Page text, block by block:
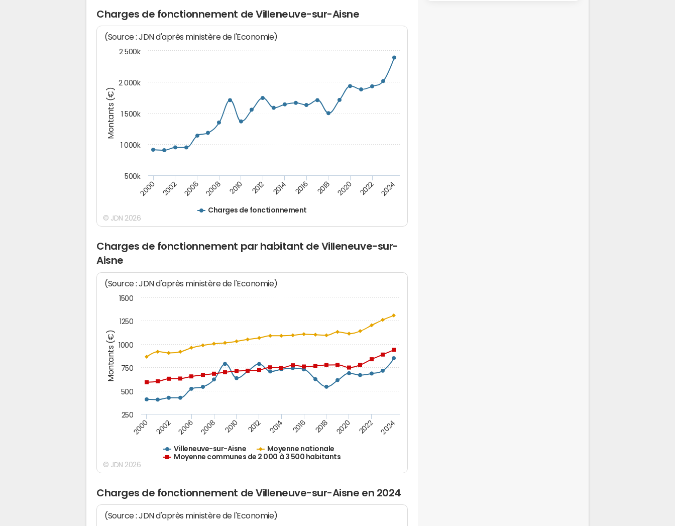
Charges de fonctionnement de Villeneuve-sur-Aisne
Montants (€)
(Source : JDN d'après ministère de l'Economie)
Charges de fonctionnement
2000 2002 2006 2008 2010 2012 2014 2016 2018 2020 2022 2024
500k
1 000k
1 500k
2 000k
2 500k
© JDN 2026
Charges de fonctionnement par habitant de Villeneuve-sur-
Aisne
Montants (€)
(Source : JDN d'après ministère de l'Economie)
Villeneuve-sur-Aisne
Moyenne nationale
Moyenne communes de 2 000 à 3 500 habitants
2000 2002 2006 2008 2010 2012 2014 2016 2018 2020 2022 2024
250
500
750
1000
1250
1500
© JDN 2026
Charges de fonctionnement de Villeneuve-sur-Aisne en 2024
(Source : JDN d'après ministère de l'Economie)